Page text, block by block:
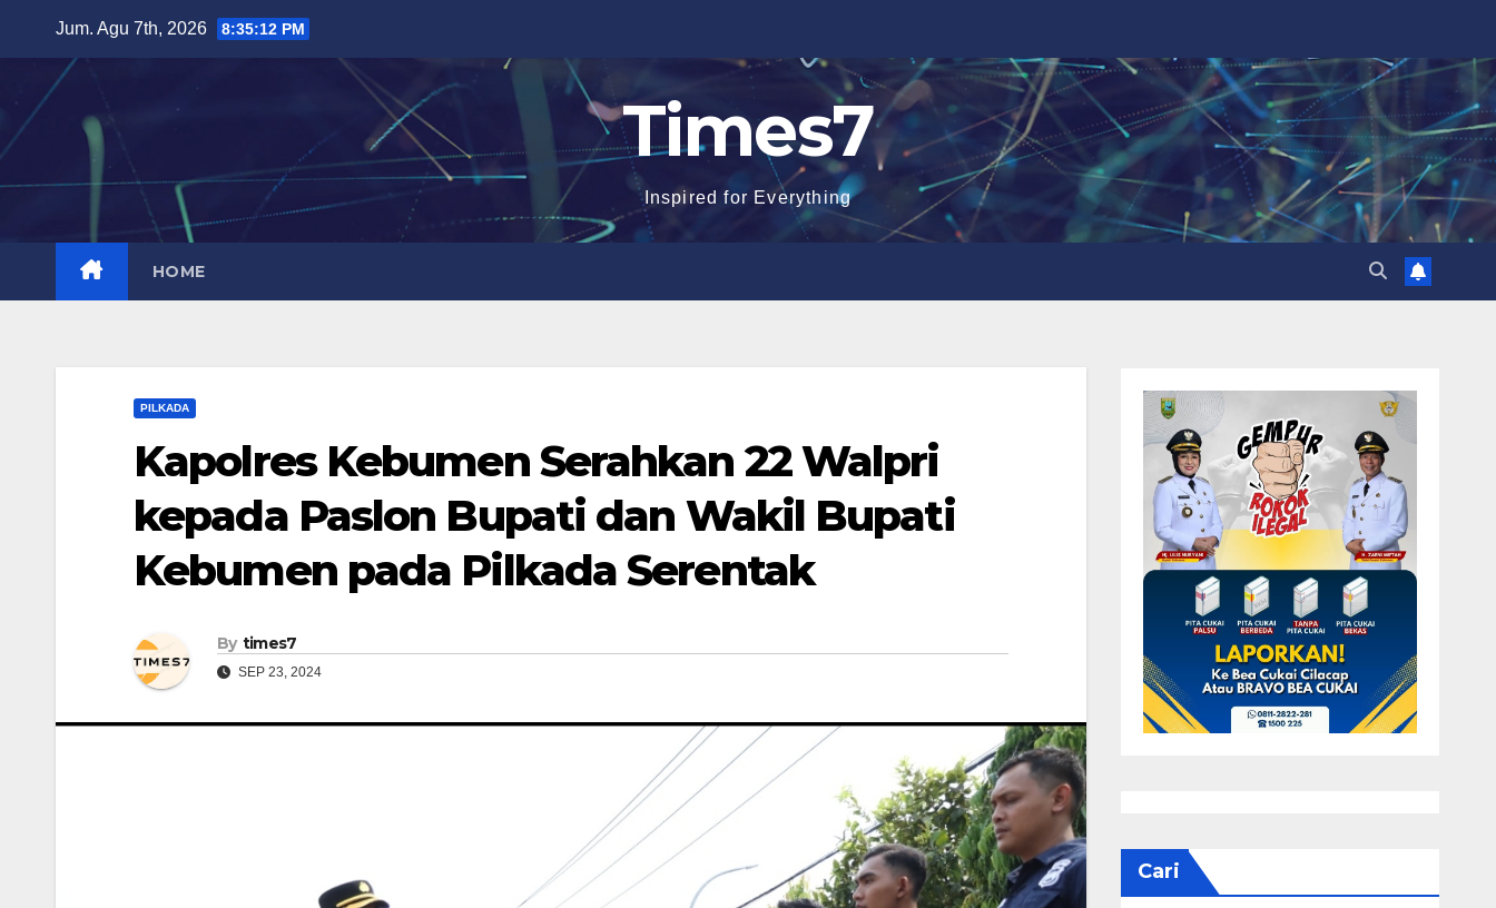
content
Jum. Agu 7th, 2026 8:35:13 PM
Times7
Inspired for Everything
HOME
PILKADA
Kapolres Kebumen Serahkan 22 Walpri
kepada Paslon Bupati dan Wakil Bupati
Kebumen pada Pilkada Serentak
By times7
SEP 23, 2024
Cari